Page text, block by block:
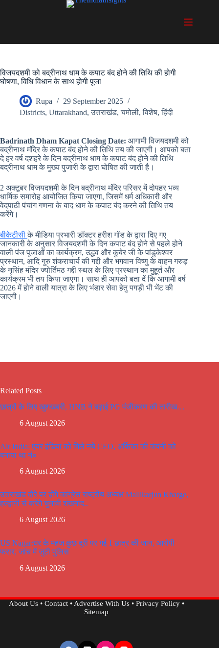
विजयदशमी को बद्रीनाथ धाम के कपाट बंद होने की तिथि की होगी
घोषणा, विधि विधान के साथ होगी पूजा
Rupa
29 September 2025
Districts, Uttarakhand,उत्तराखंड,चमोली,विशेष,हिंदी
Badrinath Dham Kapat Closing Date: आगामी विजयदशमी को
बद्रीनाथ मंदिर के कपाट बंद होने की तिथि तय की जाएगी। आपको बता
दे हर वर्ष दशहरे के दिन बद्रीनाथ धाम के कपाट बंद होने की तिथि
बद्रीनाथ धाम के मुख्य पुजारी के द्वारा घोषित की जाती है।
2 अक्टूबर विजयदशमी के दिन बद्रीनाथ मंदिर परिसर में दोपहर भव्य
धार्मिक समारोह आयोजित किया जाएगा, जिसमें धर्म अधिकारी और
वेदपाठी पंचांग गणना के बाद धाम के कपाट बंद करने की तिथि तय
करेंगे।
बीकेटीसीके मीडिया प्रभारी डॉक्टर हरीश गॉड के द्वारा दिए गए
जानकारी के अनुसार विजयदशमी के दिन कपाट बंद होने से पहले होने
वाली पंज पूजाओं का कार्यक्रम, उद्धव और कुबेर जी के पांडुकेश्वर
प्रस्थान, आदि गुरु शंकराचार्य की गद्दी और भगवान विष्णु के वाहन गरुड़
के नृसिंह मंदिर ज्योर्तिमठ गद्दी स्थल के लिए प्रस्थान का मुहूर्त और
कार्यक्रम भी तय किया जाएगा। साथ ही आपको बता दें कि आगामी वर्ष
2026 में होने वाली यात्रा के लिए भंडार सेवा हेतु पगड़ी भी भेंट की
जाएगी।
Related Posts
छात्रों के लिए खुशखबरी, HNB ने बढ़ाई PG पंजीकरण की तारीख…
6 August 2026
Air India: एयर इंडिया को मिले नये CEO, अर्फिका की कंपंनी को
बनाया था नं०
6 August 2026
उत्तराखंड दौरे पर होंगे कांग्रेस राष्ट्रीय अध्यक्ष Mallikarjun Kharge,
हल्द्वानी से करेंगे चुनावी शंखनाद..
6 August 2026
US Nagar:घर के महज कुछ दूरी पर गई 1 छात्र की जान, आरोपी
फरार, जांच में जुटी पुलिस
6 August 2026
About Us• Contact•Advertise With Us• Privacy Policy•
Sitemap